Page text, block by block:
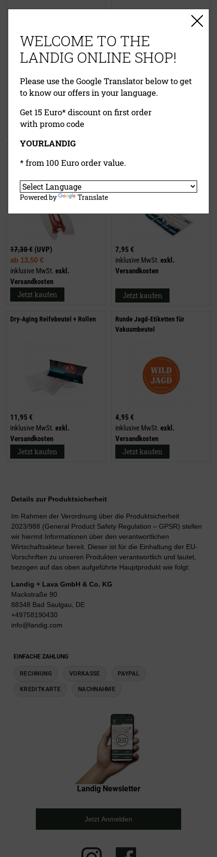
7,50 €
Versandkosten
Jetzt kaufen
2,99 €
Versandkosten
(strukturiert) Extrastark!
17,30 € (UVP)
ab 13,50 €
inklusive MwSt. exkl.
Versandkosten
Jetzt kaufen
Vakuumbeutel
7,95 €
inklusive MwSt. exkl.
Versandkosten
Jetzt kaufen
Dry-Aging Reifebeutel + Rollen
11,95 €
inklusive MwSt. exkl.
Versandkosten
Jetzt kaufen
Runde Jagd-Etiketten für
Vakuumbeutel
4,95 €
inklusive MwSt. exkl.
Versandkosten
Jetzt kaufen
Details zur Produktsicherheit
Im Rahmen der Verordnung über die Produktsicherheit
2023/988 (General Product Safety Regulation – GPSR) stellen
wir hiermit Informationen über den verantwortlichen
Wirtschaftsakteur bereit. Dieser ist für die Einhaltung der EU-
Vorschriften zu unseren Produkten verantwortlich und lautet,
bezogen auf das oben aufgeführte Hauptprodukt wie folgt:
Landig + Lava GmbH & Co. KG
Mackstraße 90
88348 Bad Saulgau, DE
+49758190430
info@landig.com
EINFACHE ZAHLUNG
RECHNUNG VORKASSE PAYPAL
KREDITKARTE NACHNAHME
Landig Newsletter
Jetzt Anmelden
WELCOME TO THE
LANDIG ONLINE SHOP!
Please use the Google Translator below to get
to know our offers in your language.
Get 15 Euro* discount on first order
with promo code
YOURLANDIG
* from 100 Euro order value.
Powered by Translate